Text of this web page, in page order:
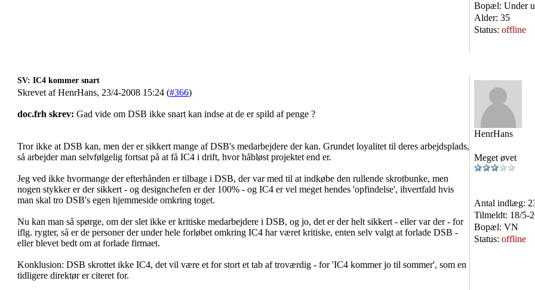
Bopæl: Under
Alder: 35
Status: offline
SV: IC4 kommer snart
Skrevet af HenrHans, 23/4-2008 15:24 (#366)
doc.frh skrev: Gad vide om DSB ikke snart kan indse at de er spild af penge ?
Tror ikke at DSB kan, men der er sikkert mange af DSB's medarbejdere der kan. Grundet loyalitet til deres arbejdsplads,
så arbejder man selvfølgelig fortsat på at få IC4 i drift, hvor håbløst projektet end er.
Jeg ved ikke hvormange der efterhånden er tilbage i DSB, der var med til at indkøbe den rullende skrotbunke, men
nogen stykker er der sikkert - og designchefen er der 100% - og IC4 er vel meget hendes 'opfindelse', ihvertfald hvis
man skal tro DSB's egen hjemmeside omkring toget.
Nu kan man så spørge, om der slet ikke er kritiske medarbejdere i DSB, og jo, det er der helt sikkert - eller var der - for
iflg. rygter, så er de personer der under hele forløbet omkring IC4 har været kritiske, enten selv valgt at forlade DSB -
eller blevet bedt om at forlade firmaet.
Konklusion: DSB skrottet ikke IC4, det vil være et for stort et tab af troværdig - for 'IC4 kommer jo til sommer', som en
tidligere direktør er citeret for.
HenrHans
Meget øvet
Antal indlæg:
Tilmeldt: 18/5-
Bopæl: VN
Status: offline